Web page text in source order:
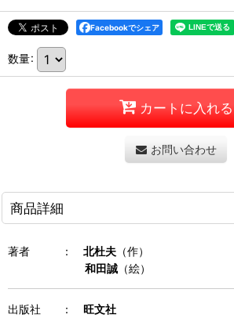
Facebookでシェア
数量:
カートに入れる
お問い合わせ
商品詳細
著者 ： 北杜夫 （作）
和田誠 （絵）
出版社 ： 旺文社